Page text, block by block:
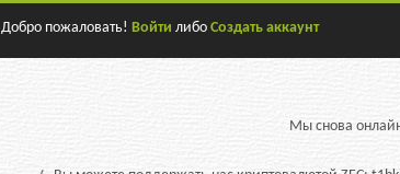
Добро пожаловать! Войти либо Создать аккаунт
Мы снова